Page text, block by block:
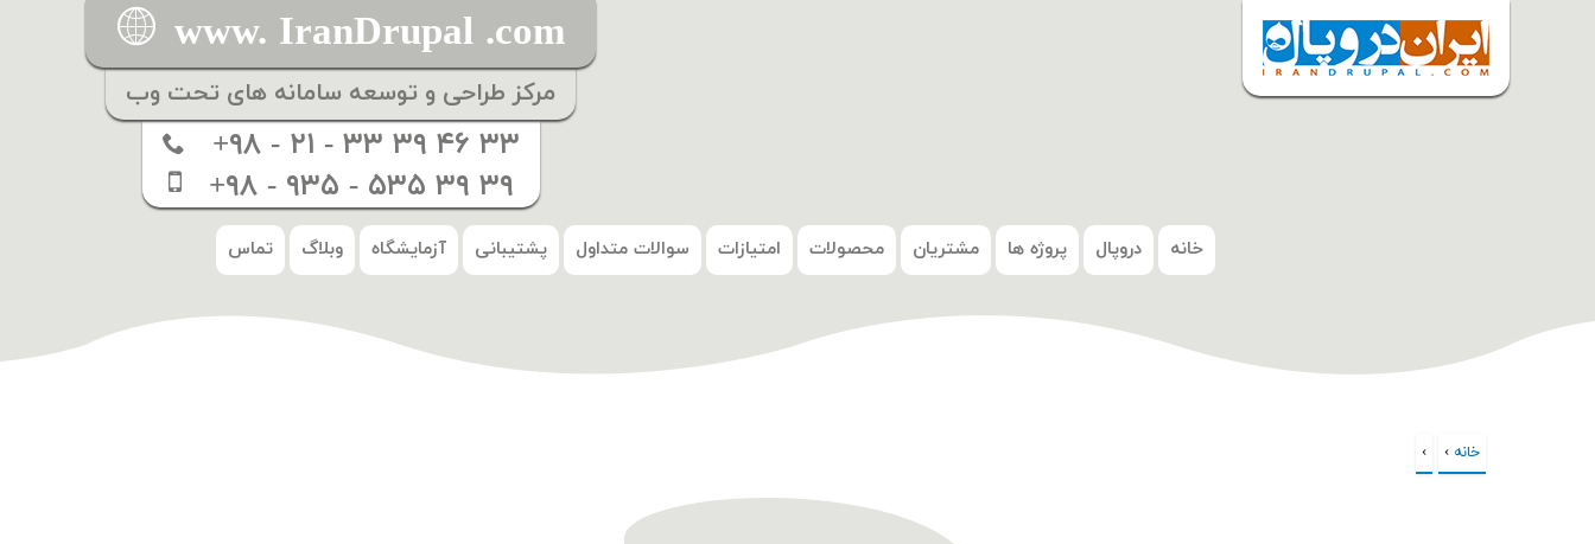
www. IranDrupal .com
مرکز طراحی و توسعه سامانه های تحت وب
+۹۸ - ۲۱ - ۳۳ ۳۹ ۴۶ ۳۳
+۹۸ - ۹۳۵ - ۵۳۵ ۳۹ ۳۹
خانه دروپال پروژه ها مشتریان محصولات امتیازات سوالات متداول پشتیبانی آزمایشگاه وبلاگ تماس
شما اینجا هستید
خانه ›
›